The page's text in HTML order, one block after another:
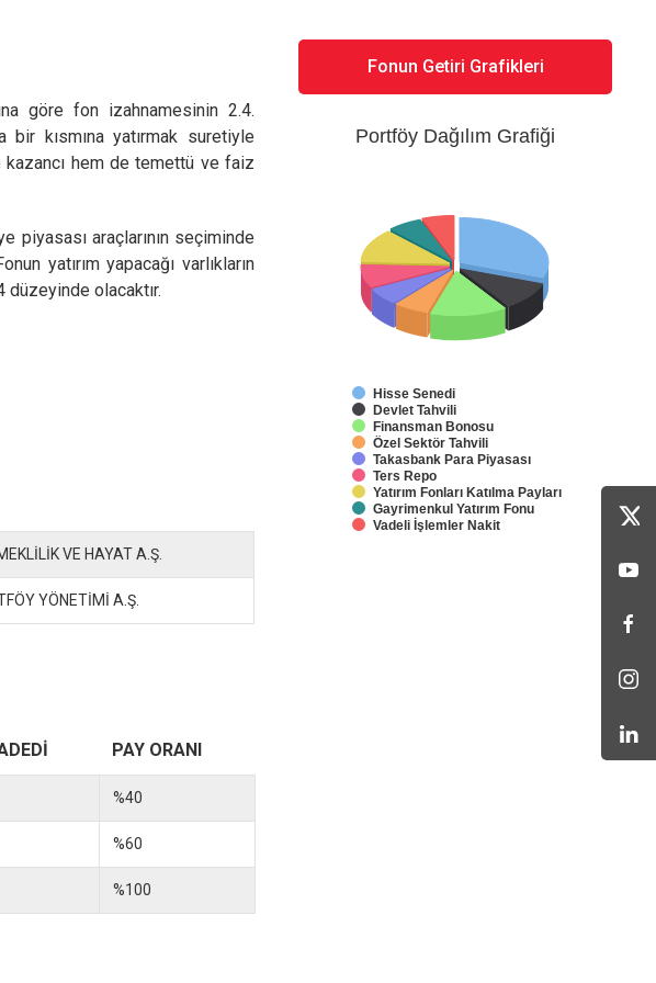
göre fon izahnamesinin 2.4.
kısmına yatırmak suretiyle
kazancı hem de temettü ve faiz
piyasası araçlarının seçiminde
yatırım yapacağı varlıkların
olacaktır.
VE HAYAT A.Ş.
YÖNETİMİ A.Ş.
PAY ORANI
%40
%60
%100
Fonun Getiri Grafikleri
Portföy Dağılım Grafiği
Hisse Senedi
Devlet Tahvili
Finansman Bonosu
Özel Sektör Tahvili
Takasbank Para Piyasası
Ters Repo
Yatırım Fonları Katılma Payları
Gayrimenkul Yatırım Fonu
Vadeli İşlemler Nakit